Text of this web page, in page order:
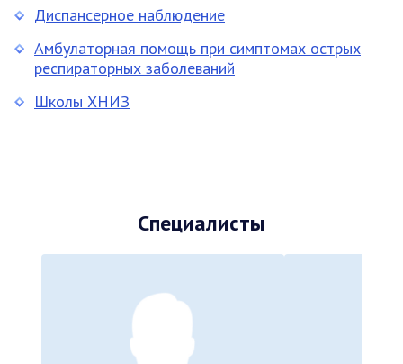
Диспансерное наблюдение
Амбулаторная помощь при симптомах острых
респираторных заболеваний
Школы ХНИЗ
Специалисты